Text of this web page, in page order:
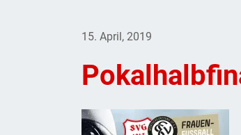
15. April, 2019